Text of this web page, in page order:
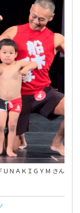
ＵＮＡＫＩＧＹＭ さん